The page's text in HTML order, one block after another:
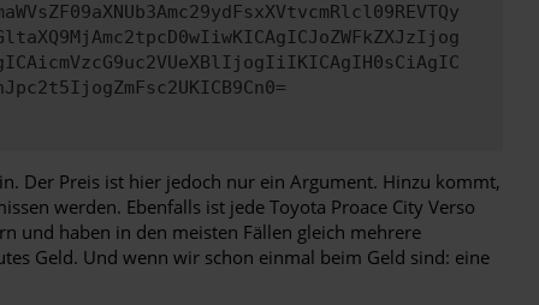
Der Preis ist hier jedoch nur ein Argument. Hinzu kommt,
werden. Ebenfalls ist jede Toyota Proace City Verso
und haben in den meisten Fällen gleich mehrere
Geld. Und wenn wir schon einmal beim Geld sind: eine